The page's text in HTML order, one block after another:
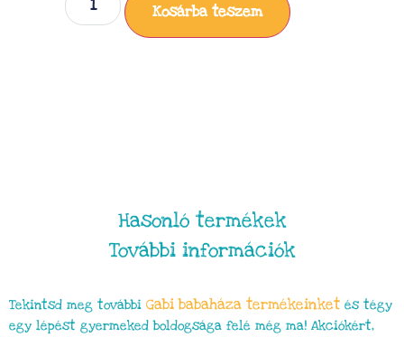
Kosárba teszem
Hasonló termékek
További információk
Tekintsd meg további Gabi babaháza termékeinket és tégy
egy lépést gyermeked boldogsága felé még ma! Akciókért,